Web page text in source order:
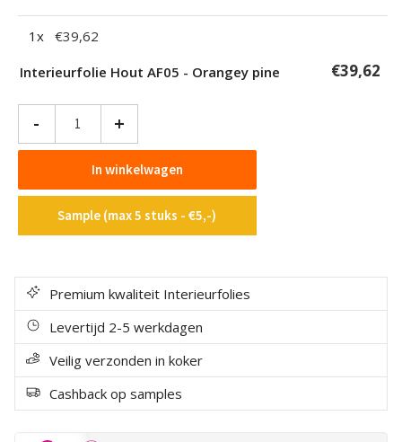
1 x €39,62
Interieurfolie Hout AF05 - Orangey pine
€39,62
-
AF05
Orangey
+
In winkelwagen
Sample (max 5 stuks - €5,-)
Premium kwaliteit Interieurfolies
Levertijd 2-5 werkdagen
Veilig verzonden in koker
Cashback op samples